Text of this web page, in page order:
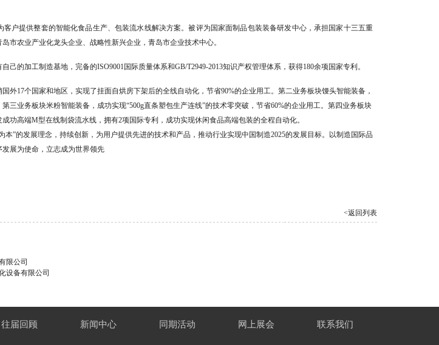
户提供整套的智能化食品生产、包装流水线解决方案。被评为国家面制品包装装备研发中心，承担国家十三五重
市农业产业化龙头企业、战略性新兴企业，青岛市企业技术中心。
己的加工制造基地，完备的ISO9001国际质量体系和GB/T2949-2013知识产权管理体系，获得180余项国家专利。
外17个国家和地区，实现了挂面自烘房下架后的全线自动化，节省90%的企业用工。第二业务板块馒头智能装备，
三业务板块米粉智能装备，成功实现“500g直条塑包生产连线”的技术零突破，节省60%的企业用工。第四业务板块
功高端M型在线制袋流水线，拥有2项国际专利，成功实现休闲食品高端包装的全程自动化。
本”的发展理念，持续创新，为用户提供先进的技术和产品，推动行业实现中国制造2025的发展目标。以制造国际品
展为使命，立志成为世界领先
<返回列表
限公司
设备有限公司
往届回顾 新闻中心 同期活动 网上展会 联系我们